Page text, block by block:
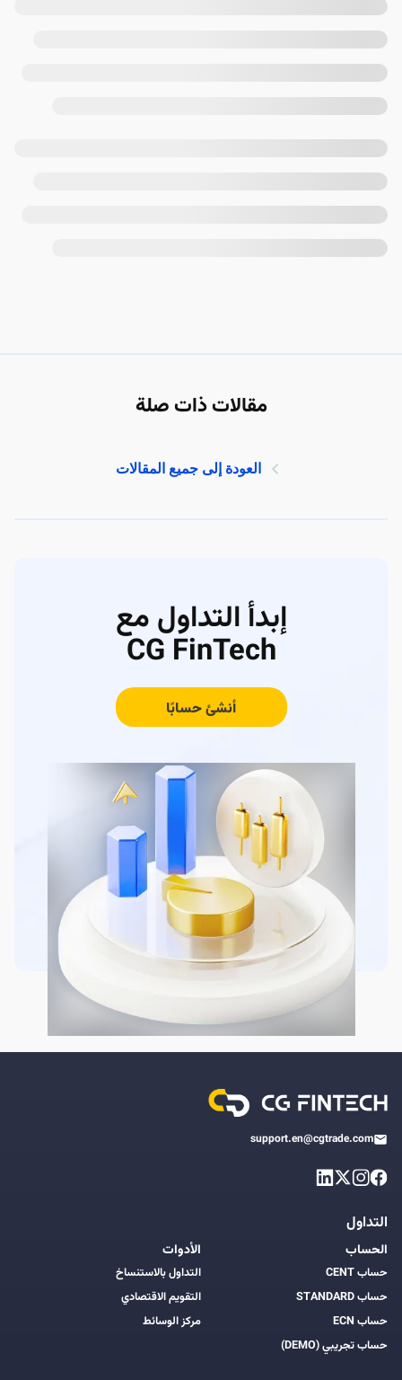
مقالات ذات صلة
العودة إلى جميع المقالات
إبدأ التداول مع
CG FinTech
أنشئ حسابًا
support.en@cgtrade.com
التداول
الحساب
حساب CENT
حساب STANDARD
حساب ECN
حساب تجريبي (DEMO)
الأدوات
التداول بالاستنساخ
التقويم الاقتصادي
مركز الوسائط